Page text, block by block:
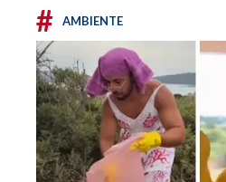
# AMBIENTE